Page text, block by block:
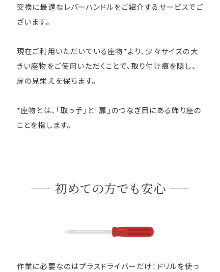
交換に最適なレバーハンドルをご紹介するサービスでご
ざいます。
現在ご利用いただいている座物*より、少々サイズの大
きい座物をご使用いただくことで、取り付け痕を隠し、
扉の見栄えを保ちます。
*座物とは、「取っ手」と「扉」のつなぎ目にある飾り座の
ことを指します。
初めての方でも安心
作業に必要なのはプラスドライバーだけ！ドリルを使っ